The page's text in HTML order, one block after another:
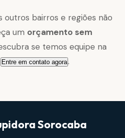
outros bairros e regiões não
um orçamento sem
se temos equipe na
Entre em contato agora.
Sorocaba